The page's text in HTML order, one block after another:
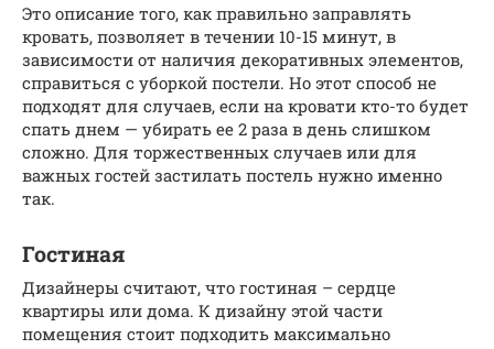
Это описание того, как правильно заправлять
кровать, позволяет в течении 10-15 минут, в
зависимости от наличия декоративных элементов,
справиться с уборкой постели. Но этот способ не
подходят для случаев, если на кровати кто-то будет
спать днем — убирать ее 2 раза в день слишком
сложно. Для торжественных случаев или для
важных гостей застилать постель нужно именно
так.
Гостиная
Дизайнеры считают, что гостиная – сердце
квартиры или дома. К дизайну этой части
помещения стоит подходить максимально